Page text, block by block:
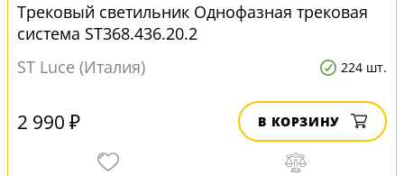
Трековый светильник Однофазная трековая
система ST368.436.20.2
ST Luce (Италия)
224 шт.
2 990 ₽ В КОРЗИНУ